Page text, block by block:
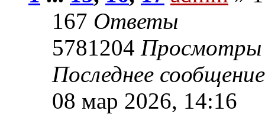
167 Ответы
5781204 Просмотры
Последнее
08 мар 2026, 14:16